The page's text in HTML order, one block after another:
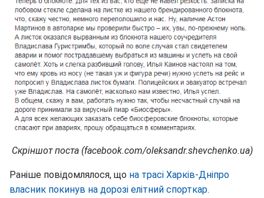
Скріншот поста (facebook.com/oleksandr.shevchenko.ua)
Раніше повідомлялося, що на трасі Харків-Дніпро
власник покинув на дорозі елітний спорткар.